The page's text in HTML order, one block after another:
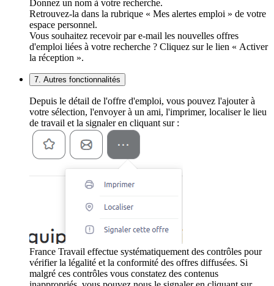
Donnez un nom à votre recherche.
Retrouvez-la dans la rubrique « Mes alertes emploi » de votre
espace personnel.
Vous souhaitez recevoir par e-mail les nouvelles offres
d'emploi liées à votre recherche ? Cliquez sur le lien « Activer
la réception ».
7. Autres fonctionnalités
Depuis le détail de l'offre d'emploi, vous pouvez l'ajouter à
votre sélection, l'envoyer à un ami, l'imprimer, localiser le lieu
de travail et la signaler en cliquant sur :
France Travail effectue systématiquement des contrôles pour
vérifier la légalité et la conformité des offres diffusées. Si
malgré ces contrôles vous constatez des contenus